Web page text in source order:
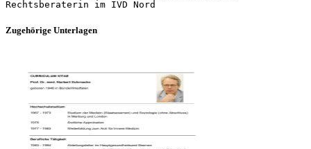
Zugehörige Unterlagen